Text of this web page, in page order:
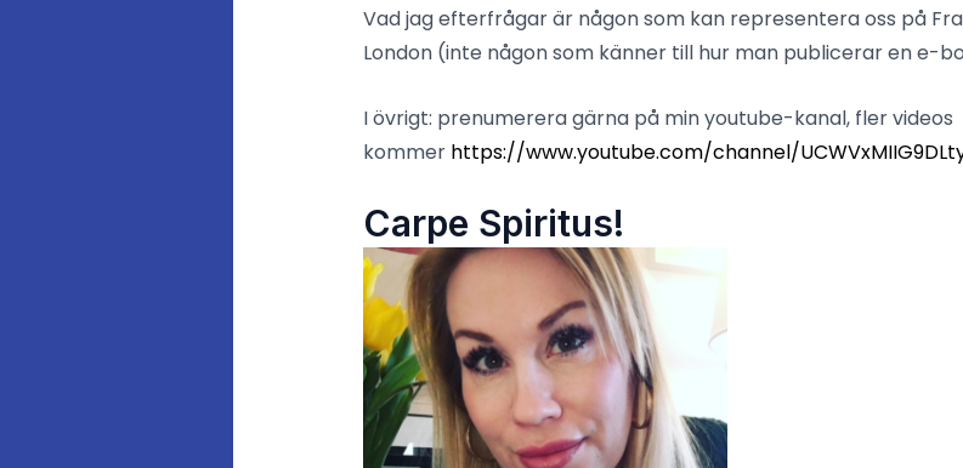
Vad jag efterfrågar är någon som kan representera oss på
London (inte någon som känner till hur man publicerar en e-
I övrigt: prenumerera gärna på min youtube-kanal, fler videos
kommer https://www.youtube.com/channel/
Carpe Spiritus!